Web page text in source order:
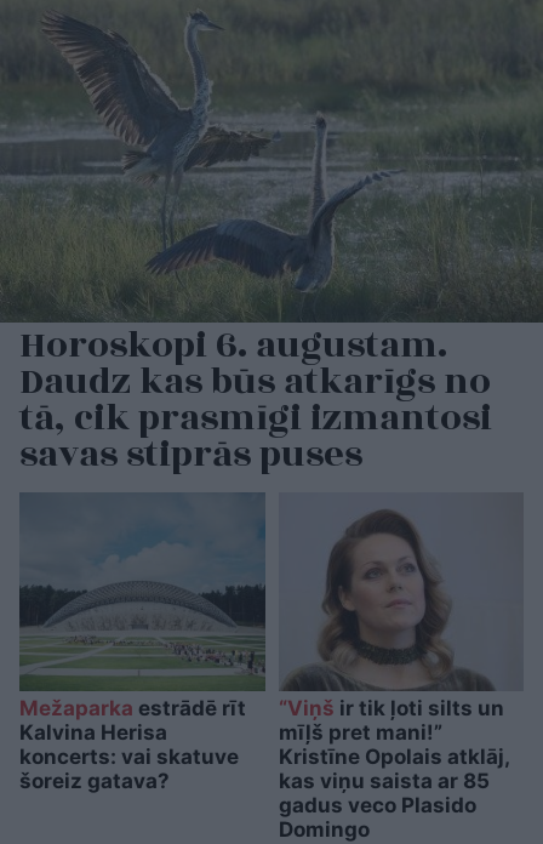
Horoskopi 6. augustam.
Daudz kas būs atkarīgs no
tā, cik prasmīgi izmantosi
savas stiprās puses
Mežaparka estrādē rīt
Kalvina Herisa
koncerts: vai skatuve
šoreiz gatava?
“Viņš ir tik ļoti silts un
mīļš pret mani!”
Kristīne Opolais atklāj,
kas viņu saista ar 85
gadus veco Plasido
Domingo